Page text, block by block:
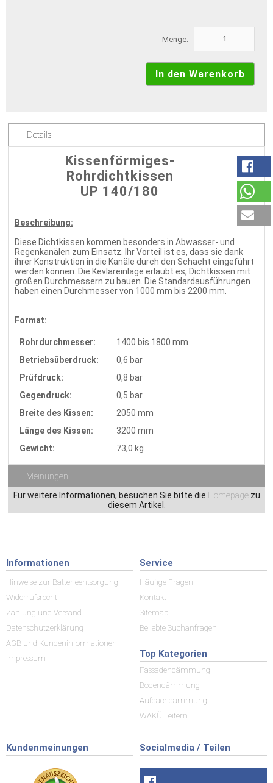
Menge:
Details
Kissenförmiges-
Rohrdichtkissen
UP 140/180
Beschreibung:
Diese Dichtkissen kommen besonders in Abwasser- und
Regenkanälen zum Einsatz. Ihr Vorteil ist es, dass sie dank
ihrer Konstruktion in die Kanäle durch den Schacht eingeführt
werden können. Die Kevlareinlage erlaubt es, Dichtkissen mit
großen Durchmessern zu bauen. Die Standardausführungen
haben einen Durchmesser von 1000 mm bis 2200 mm.
Format:
Rohrdurchmesser:
1400 bis 1800 mm
Betriebsüberdruck:
0,6 bar
Prüfdruck:
0,8 bar
Gegendruck:
0,5 bar
Breite des Kissen:
2050 mm
Länge des Kissen:
3200 mm
Gewicht:
73,0 kg
Meinungen
Für weitere Informationen, besuchen Sie bitte die Homepagezu
diesem Artikel.
Informationen
Hinweise zur Batterieentsorgung
Widerrufsrecht
Zahlung und Versand
Datenschutzerklärung
AGB und Kundeninformationen
Impressum
Service
Häufige Fragen
Kontakt
Sitemap
Beliebte Suchanfragen
Top Kategorien
Fassadendämmung
Bodendämmung
Aufdachdämmung
WAKÜ Leitern
Kundenmeinungen Socialmedia / Teilen